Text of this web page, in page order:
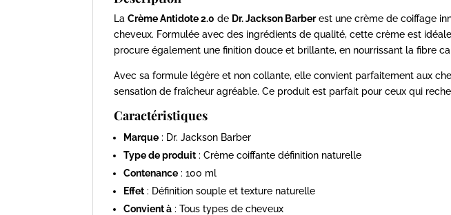
LaCrème Antidote 2.0 de Dr. Jackson Barberest une crème de coiffage
cheveux. Formulée avec des ingrédients de qualité, cette crème est
procure également une finition douce et brillante, en nourrissant la fibre
Avec sa formule légère et non collante, elle convient parfaitement aux
sensation de fraîcheur agréable. Ce produit est parfait pour ceux qui
Caractéristiques
Marque : Dr. Jackson Barber
Type de produit : Crème coiffante définition naturelle
Contenance : 100 ml
Effet : Définition souple et texture naturelle
Convient à : Tous types de cheveux